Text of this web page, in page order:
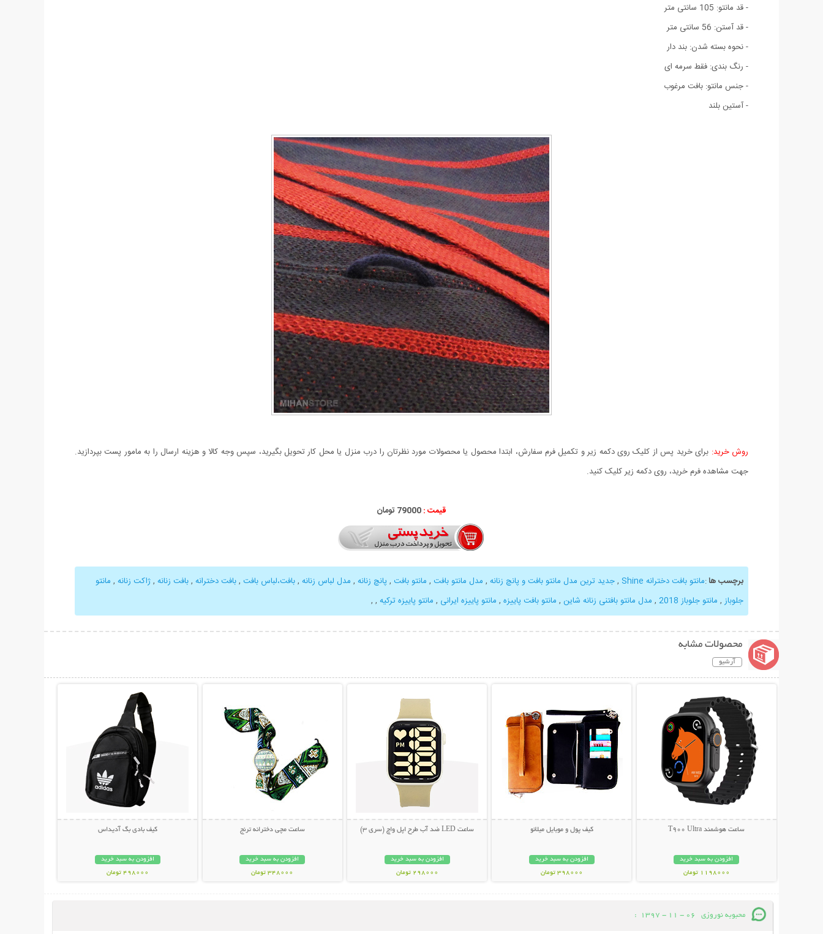
- قد مانتو: 105 سانتی متر
- قد آستن: 56 سانتی متر
- نحوه بسته شدن: بند دار
- رنگ بندی: فقط سرمه ای
- جنس مانتو: بافت مرغوب
- آستین بلند
روش خرید: برای خرید پس از کلیک روی دکمه زیر و تکمیل فرم سفارش، ابتدا محصول یا محصولات مورد نظرتان را درب منزل یا محل کار تحویل بگیرید، سپس وجه کالا و هزینه ارسال را به مامور پست بپردازید.
جهت مشاهده فرم خرید، روی دکمه زیر کلیک کنید.
قیمت :79000 تومان
برچسب ها:مانتو بافت دخترانه Shine ,جدید ترین مدل مانتو بافت و پانچ زنانه , مدل مانتو بافت , مانتو بافت , پانچ زنانه , مدل لباس زنانه ,بافت،لباس بافت ,بافت دخترانه ,بافت زنانه ,ژاکت زنانه , مانتو
جلوباز , مانتو جلوباز 2018 , مدل مانتو بافتنی زنانه شاین , مانتو بافت پاییزه , مانتو پاییزه ایرانی , مانتو پاییزه ترکیه ,
,
محصولات مشابه
آرشیو
ساعت هوشمند T900 Ultra
افزودن به سبد خرید
1198000 تومان
کیف پول و موبایل میلانو
افزودن به سبد خرید
398000 تومان
ساعت LED ضد آب طرح اپل واچ (سری 3)
افزودن به سبد خرید
298000 تومان
ساعت مچی دخترانه ترنج
افزودن به سبد خرید
348000 تومان
کیف بادی بگ آدیداس
افزودن به سبد خرید
498000 تومان
محبوبه نوروزی 06 - 11 - 1397
: